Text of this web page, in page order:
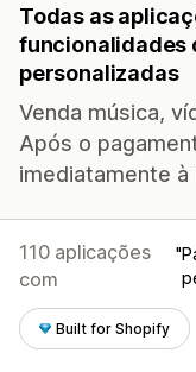
Todas as
funcionalidades
personalizadas
Venda música,
Após o
imediatamente
110 aplicações
com
Built for Shopify